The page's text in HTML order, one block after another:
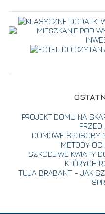
PROJEKT DOMU NA
PRZED
DOMOWE SPOSOBY
METODY
SZKODLIWE KWIATY
KTÓRYCH
TUJA BRABANT – JAK